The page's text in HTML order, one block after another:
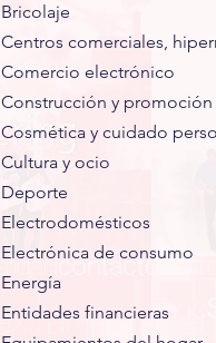
Bricolaje
Centros comerciales,
Comercio electrónico
Construcción y
Cosmética y cuidado
Cultura y ocio
Deporte
Electrodomésticos
Electrónica de consumo
Energía
Entidades financieras